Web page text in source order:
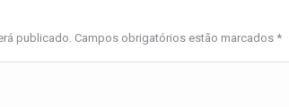
publicado. Campos obrigatórios estão marcados *